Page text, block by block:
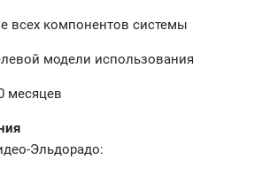
всех компонентов системы
модели использования
месяцев
Эльдорадо: